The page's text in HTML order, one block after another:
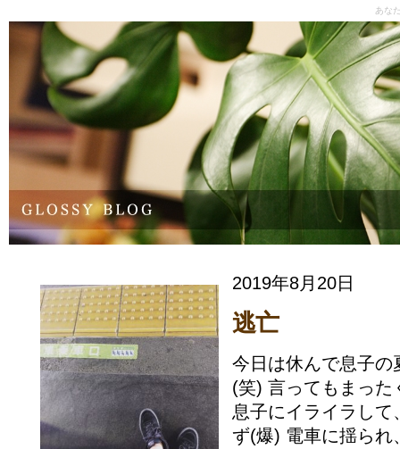
あな
2019年8月20日
逃亡
今日は休んで息子の
(笑) 言ってもまった
息子にイライラし
ず(爆) 電車に揺られ